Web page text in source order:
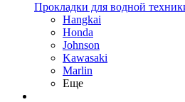
Прокладки для водной
Hangkai
Honda
Johnson
Kawasaki
Marlin
Еще